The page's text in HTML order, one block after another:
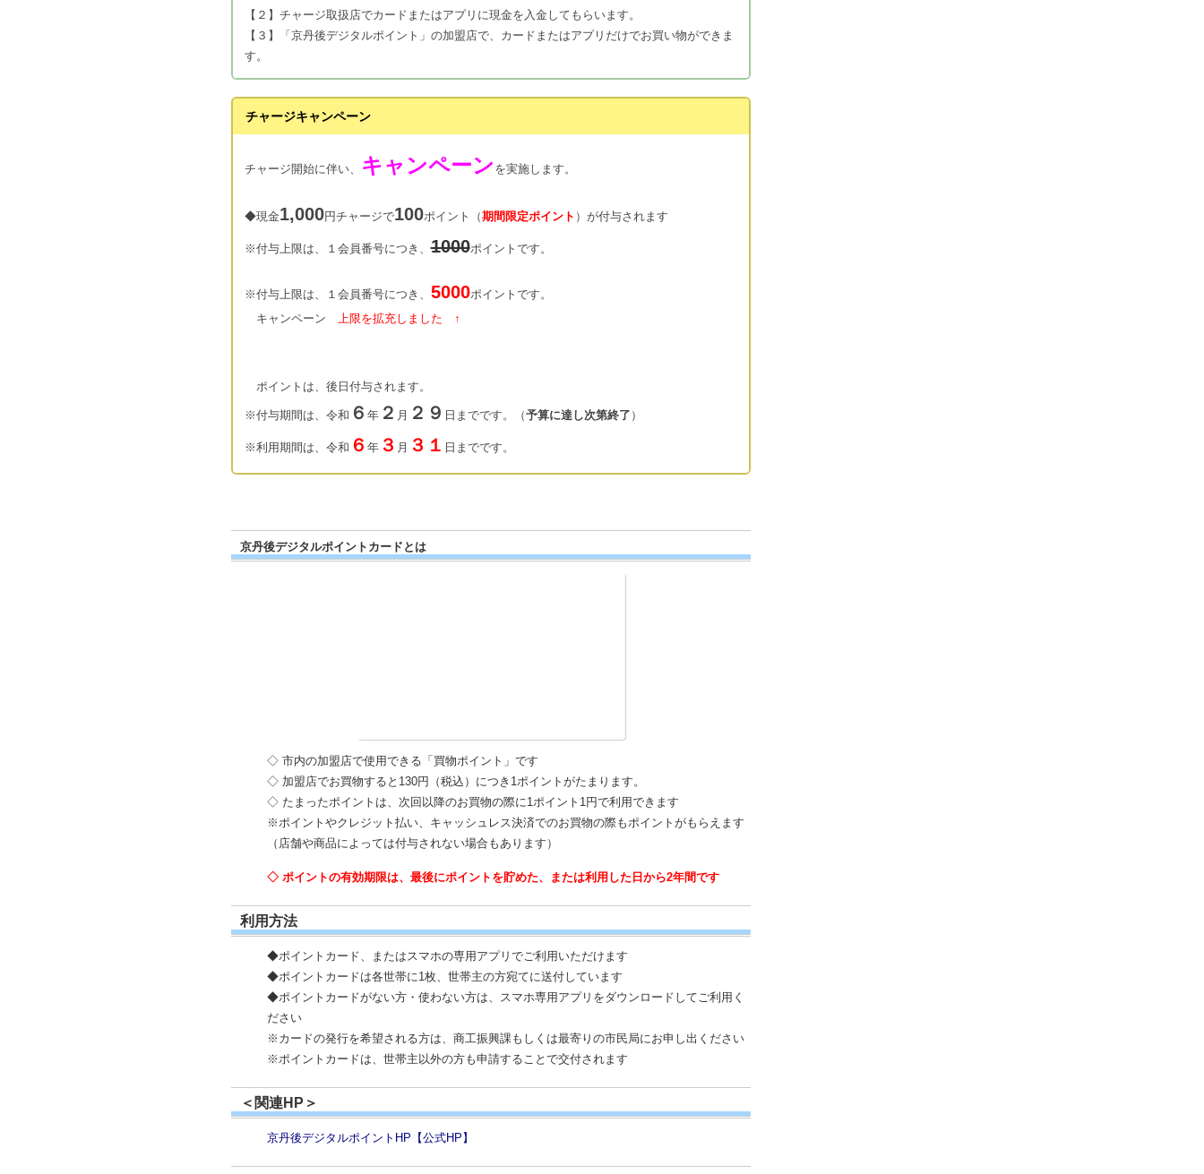
【２】チャージ取扱店でカードまたはアプリに現金を入金してもらいます。
【３】「京丹後デジタルポイント」の加盟店で、カードまたはアプリだけでお買い物ができま
す。
チャージキャンペーン
チャージ開始に伴い、 キャンペーン を実施します。
◆現金1,000円チャージで100ポイント（期間限定ポイント ）が付与されます
※付与上限は、１会員番号につき、1000ポイントです。
※付与上限は、１会員番号につき、 5000ポイントです。
キャンペーン
上限を拡充しました ↑
ポイントは、後日付与されます。
※付与期間は、令和 ６ 年２ 月 ２９ 日までです。（予算に達し次第終了 ）
※利用期間は、令和 ６ 年３ 月 ３１ 日までです。
京丹後デジタルポイントカードとは
◇ 市内の加盟店で使用できる「買物ポイント」です
◇ 加盟店でお買物すると130円（税込）につき1ポイントがたまります。
◇ たまったポイントは、次回以降のお買物の際に1ポイント1円で利用できます
※ポイントやクレジット払い、キャッシュレス決済でのお買物の際もポイントがもらえます
（店舗や商品によっては付与されない場合もあります）
◇ ポイントの有効期限は、最後にポイントを貯めた、または利用した日から2年間です
利用方法
◆ポイントカード、またはスマホの専用アプリでご利用いただけます
◆ポイントカードは各世帯に1枚、世帯主の方宛てに送付しています
◆ポイントカードがない方・使わない方は、スマホ専用アプリをダウンロードしてご利用く
ださい
※カードの発行を希望される方は、商工振興課もしくは最寄りの市民局にお申し出ください
※ポイントカードは、世帯主以外の方も申請することで交付されます
＜関連HP＞
京丹後デジタルポイントHP【公式HP】